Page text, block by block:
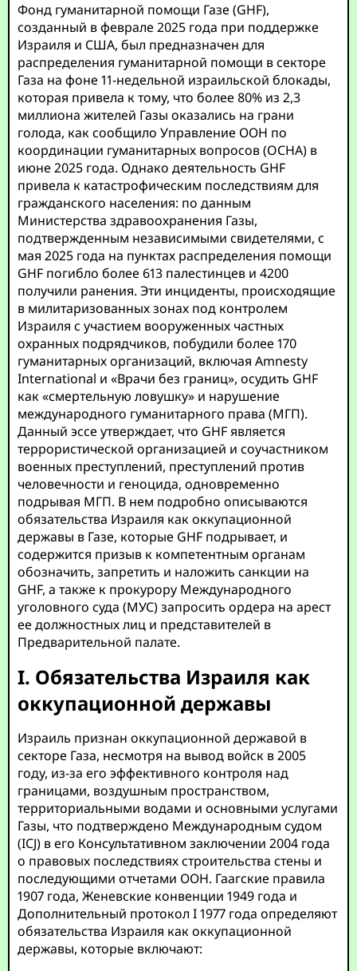
Фонд гуманитарной помощи Газе (GHF),
созданный в феврале 2025 года при поддержке
Израиля и США, был предназначен для
распределения гуманитарной помощи в секторе
Газа на фоне 11-недельной израильской блокады,
которая привела к тому, что более 80% из 2,3
миллиона жителей Газы оказались на грани
голода, как сообщило Управление ООН по
координации гуманитарных вопросов (OCHA) в
июне 2025 года. Однако деятельность GHF
привела к катастрофическим последствиям для
гражданского населения: по данным
Министерства здравоохранения Газы,
подтвержденным независимыми свидетелями, с
мая 2025 года на пунктах распределения помощи
GHF погибло более 613 палестинцев и 4200
получили ранения. Эти инциденты, происходящие
в милитаризованных зонах под контролем
Израиля с участием вооруженных частных
охранных подрядчиков, побудили более 170
гуманитарных организаций, включая Amnesty
International и «Врачи без границ», осудить GHF
как «смертельную ловушку» и нарушение
международного гуманитарного права (МГП).
Данный эссе утверждает, что GHF является
террористической организацией и соучастником
военных преступлений, преступлений против
человечности и геноцида, одновременно
подрывая МГП. В нем подробно описываются
обязательства Израиля как оккупационной
державы в Газе, которые GHF подрывает, и
содержится призыв к компетентным органам
обозначить, запретить и наложить санкции на
GHF, а также к прокурору Международного
уголовного суда (МУС) запросить ордера на арест
ее должностных лиц и представителей в
Предварительной палате.
I. Обязательства Израиля как
оккупационной державы
Израиль признан оккупационной державой в
секторе Газа, несмотря на вывод войск в 2005
году, из-за его эффективного контроля над
границами, воздушным пространством,
территориальными водами и основными услугами
Газы, что подтверждено Международным судом
(ICJ) в его Консультативном заключении 2004 года
о правовых последствиях строительства стены и
последующими отчетами ООН. Гаагские правила
1907 года, Женевские конвенции 1949 года и
Дополнительный протокол I 1977 года определяют
обязательства Израиля как оккупационной
державы, которые включают: